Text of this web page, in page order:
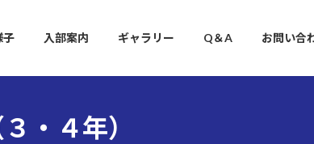
子 入部案内 ギャラリー Q＆A お問い合
・４年）